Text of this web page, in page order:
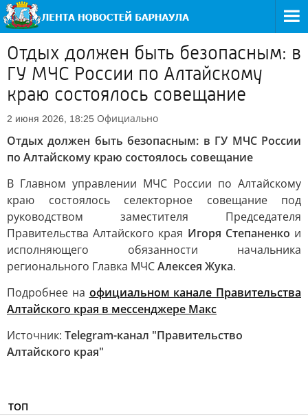
Отдых должен быть безопасным: в
ГУ МЧС России по Алтайскому
краю состоялось совещание
2 июня 2026, 18:25 Официально
Отдых должен быть безопасным: в ГУ МЧС России
по Алтайскому краю состоялось совещание
В Главном управлении МЧС России по Алтайскому
краю состоялось селекторное совещание под
руководством заместителя Председателя
Правительства Алтайского края Игоря Степаненко и
исполняющего обязанности начальника
регионального Главка МЧСАлексея Жука.
Подробнее на официальном канале Правительства
Алтайского края в мессенджере Макс
Источник: Telegram-канал "Правительство
Алтайского края"
ТОП